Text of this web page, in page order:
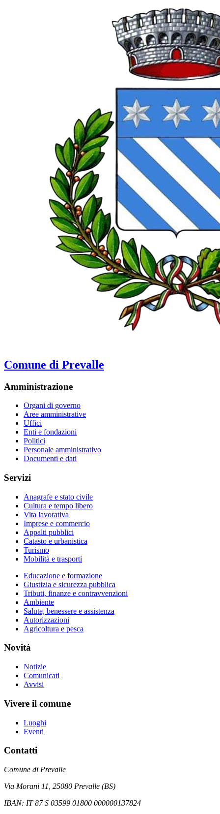
Comune di Prevalle
Amministrazione
Organi di governo
Aree amministrative
Uffici
Enti e fondazioni
Politici
Personale amministrativo
Documenti e dati
Servizi
Anagrafe e stato civile
Cultura e tempo libero
Vita lavorativa
Imprese e commercio
Appalti pubblici
Catasto e urbanistica
Turismo
Mobilità e trasporti
Educazione e formazione
Giustizia e sicurezza pubblica
Tributi, finanze e contravvenzioni
Ambiente
Salute, benessere e assistenza
Autorizzazioni
Agricoltura e pesca
Novità
Notizie
Comunicati
Avvisi
Vivere il comune
Luoghi
Eventi
Contatti
Comune di Prevalle
Via Morani 11, 25080 Prevalle (BS)
IBAN: IT 87 S 03599 01800 000000137824